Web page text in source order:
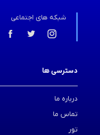
شبکه های اجتماعی
دسترسی ها
درباره ما
تماس ما
تور